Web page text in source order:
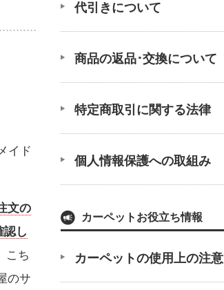
イド
文の
認し
こち
のサ
代引きについて
商品の返品･交換について
特定商取引に関する法律
個人情報保護への取組み
カーペットお役立ち情報
カーペットの使用上の注意